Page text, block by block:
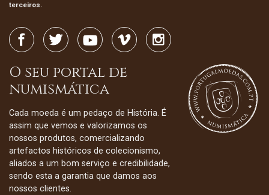
terceiros.
O seu portal de
numismática
Cada moeda é um pedaço de História. É
assim que vemos e valorizamos os
nossos produtos, comercializando
artefactos históricos de colecionismo,
aliados a um bom serviço e credibilidade,
sendo esta a garantia que damos aos
nossos clientes.